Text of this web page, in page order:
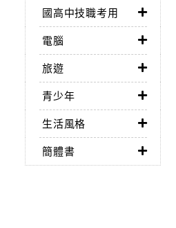
國高中技職考用
電腦
旅遊
青少年
生活風格
簡體書